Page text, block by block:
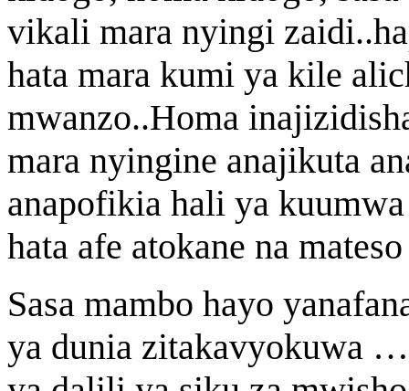
vikali mara nyingi
hata mara kumi ya kile
mwanzo..Homa
mara nyingine anajikuta
anapofikia hali ya
hata afe atokane na
Sasa mambo hayo
ya dunia zitakavyokuwa